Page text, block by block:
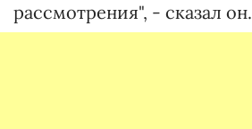
рассмотрения", - сказал он.